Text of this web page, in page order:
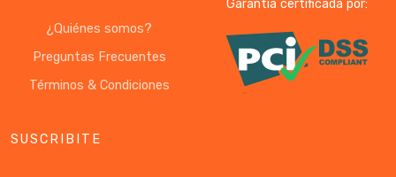
¿Quiénes somos?
Preguntas Frecuentes
Términos & Condiciones
Garantía certificada por:
SUSCRIBITE